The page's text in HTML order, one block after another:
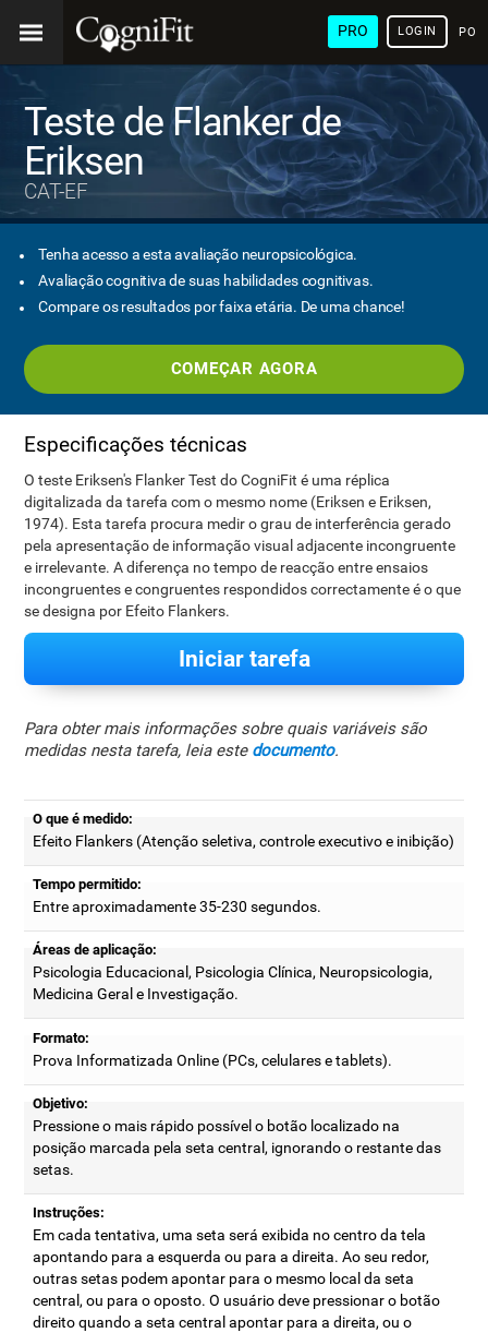
PRO LOGIN
Teste de Flanker de
Eriksen
CAT-EF
Tenha acesso a esta avaliação neuropsicológica.
Avaliação cognitiva de suas habilidades cognitivas.
Compare os resultados por faixa etária. De uma chance!
COMEÇAR AGORA
Especificações técnicas
O teste Eriksen's Flanker Test do CogniFit é uma réplica
digitalizada da tarefa com o mesmo nome (Eriksen e Eriksen,
1974). Esta tarefa procura medir o grau de interferência gerado
pela apresentação de informação visual adjacente incongruente
e irrelevante. A diferença no tempo de reacção entre ensaios
incongruentes e congruentes respondidos correctamente é o que
se designa por Efeito Flankers.
Iniciar tarefa
Para obter mais informações sobre quais variáveis são
medidas nesta tarefa, leia este documento.
O que é medido:
Efeito Flankers (Atenção seletiva, controle executivo e inibição)
Tempo permitido:
Entre aproximadamente 35-230 segundos.
Áreas de aplicação:
Psicologia Educacional, Psicologia Clínica, Neuropsicologia,
Medicina Geral e Investigação.
Formato:
Prova Informatizada Online (PCs, celulares e tablets).
Objetivo:
Pressione o mais rápido possível o botão localizado na
posição marcada pela seta central, ignorando o restante das
setas.
Instruções:
Em cada tentativa, uma seta será exibida no centro da tela
apontando para a esquerda ou para a direita. Ao seu redor,
outras setas podem apontar para o mesmo local da seta
central, ou para o oposto. O usuário deve pressionar o botão
direito quando a seta central apontar para a direita, ou o